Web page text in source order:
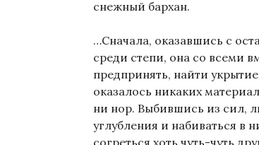
снежный бархан.
…Сначала, оказавшись с
среди степи, она со всеми
предпринять, найти
оказалось никаких
ни нор. Выбившись из сил,
углубления и набиваться в